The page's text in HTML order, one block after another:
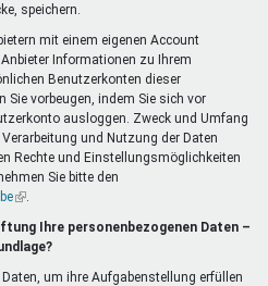
speichern.
mit einem eigenen Account
Informationen zu Ihrem
Benutzerkonten dieser
vorbeugen, indem Sie sich vor
ausloggen. Zweck und Umfang
und Nutzung der Daten
Rechte und Einstellungsmöglichkeiten
Sie bitte den
(Link
extern)
Ihre personenbezogenen Daten –
um ihre Aufgabenstellung erfüllen